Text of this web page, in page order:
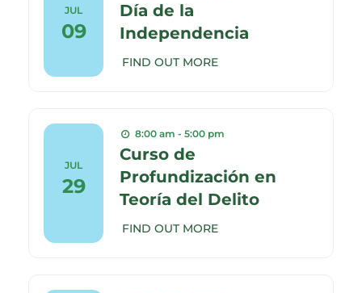
JUL
09
Día de la
Independencia
FIND OUT MORE
JUL
29
8:00 am - 5:00 pm
Curso de
Profundización en
Teoría del Delito
FIND OUT MORE